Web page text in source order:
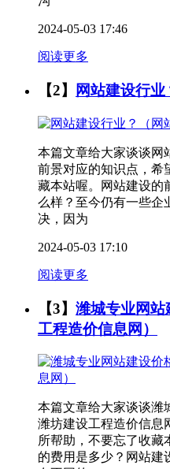
2024-05-03 17:46
阅读更多
【2】 网站建设行业
本篇文章给大家谈谈网
前景对应的知识点，希
藏本站喔。网站建设的
么样？至今仍有一些企
决，因为
2024-05-03 17:10
阅读更多
【3】 潍城专业网
工程造价信息网）
本篇文章给大家谈谈潍
潍坊建设工程造价信息
所帮助，不要忘了收藏
的费用是多少？网站建